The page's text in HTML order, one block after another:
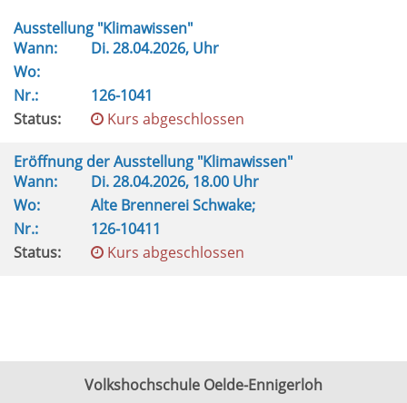
Ausstellung "Klimawissen"
Wann:
Di.28.04.2026, Uhr
Wo:
Nr.:
126-1041
Status:
Kurs abgeschlossen
Eröffnung der Ausstellung "Klimawissen"
Wann:
Di.28.04.2026, 18.00 Uhr
Wo:
Alte Brennerei Schwake;
Nr.:
126-10411
Status:
Kurs abgeschlossen
Volkshochschule Oelde-Ennigerloh